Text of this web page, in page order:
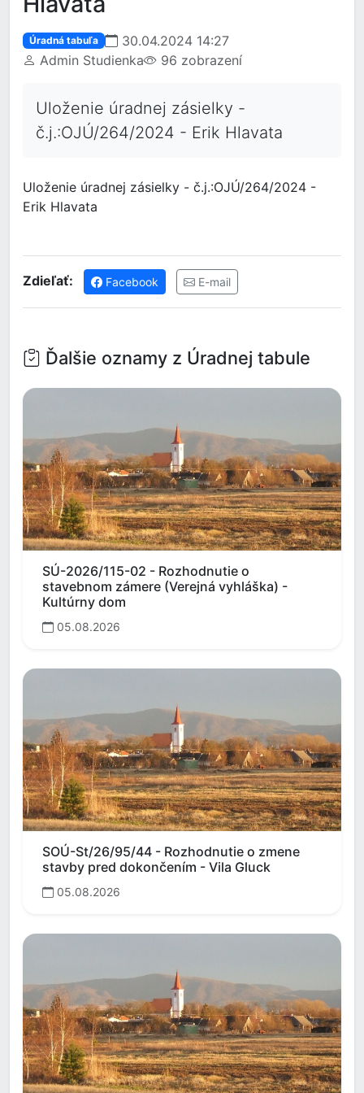
Úradná tabuľa
30.04.2024 14:27
Admin Studienka
96 zobrazení
Uloženie úradnej zásielky -
č.j.:OJÚ/264/2024 - Erik Hlavata
Uloženie úradnej zásielky - č.j.:OJÚ/264/2024 -
Erik Hlavata
Zdieľať: Facebook E-mail
Ďalšie oznamy z Úradnej tabule
SÚ-2026/115-02 - Rozhodnutie o
stavebnom zámere (Verejná vyhláška) -
Kultúrny dom
05.08.2026
SOÚ-St/26/95/44 - Rozhodnutie o zmene
stavby pred dokončením - Vila Gluck
05.08.2026